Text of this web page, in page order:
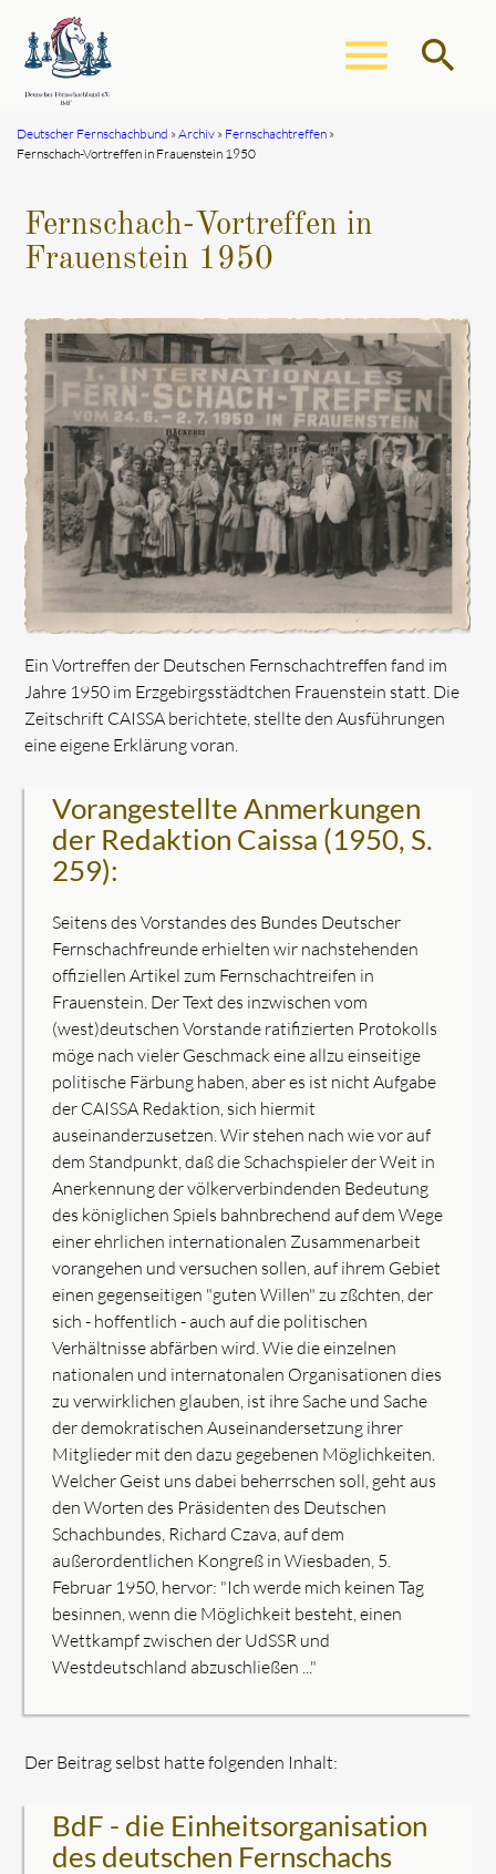
menu search
Deutscher Fernschachbund Archiv
Fernschachtreffen
Fernschach-Vortreffen in Frauenstein 1950
Fernschach-Vortreffen in
Frauenstein 1950
Ein Vortreffen der Deutschen Fernschachtreffen fand im
Jahre 1950 im Erzgebirgsstädtchen Frauenstein statt. Die
Zeitschrift CAISSA berichtete, stellte den Ausführungen
eine eigene Erklärung voran.
Vorangestellte Anmerkungen
der Redaktion Caissa (1950, S.
259):
Seitens des Vorstandes des Bundes Deutscher
Fernschachfreunde erhielten wir nachstehenden
offiziellen Artikel zum Fernschachtreifen in
Frauenstein. Der Text des inzwischen vom
(west)deutschen Vorstande ratifizierten Protokolls
möge nach vieler Geschmack eine allzu einseitige
politische Färbung haben, aber es ist nicht Aufgabe
der CAISSA Redaktion, sich hiermit
auseinanderzusetzen. Wir stehen nach wie vor auf
dem Standpunkt, daß die Schachspieler der Weit in
Anerkennung der völkerverbindenden Bedeutung
des königlichen Spiels bahnbrechend auf dem Wege
einer ehrlichen internationalen Zusammenarbeit
vorangehen und versuchen sollen, auf ihrem Gebiet
einen gegenseitigen "guten Willen" zu zßchten, der
sich - hoffentlich - auch auf die politischen
Verhältnisse abfärben wird. Wie die einzelnen
nationalen und internatonalen Organisationen dies
zu verwirklichen glauben, ist ihre Sache und Sache
der demokratischen Auseinandersetzung ihrer
Mitglieder mit den dazu gegebenen Möglichkeiten.
Welcher Geist uns dabei beherrschen soll, geht aus
den Worten des Präsidenten des Deutschen
Schachbundes, Richard Czava, auf dem
außerordentlichen Kongreß in Wiesbaden, 5.
Februar 1950, hervor: "Ich werde mich keinen Tag
besinnen, wenn die Möglichkeit besteht, einen
Wettkampf zwischen der UdSSR und
Westdeutschland abzuschließen ..."
Der Beitrag selbst hatte folgenden Inhalt:
BdF - die Einheitsorganisation
des deutschen Fernschachs